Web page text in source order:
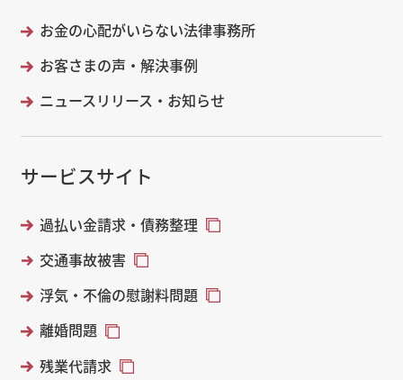
お金の心配がいらない法律事務所
お客さまの声・解決事例
ニュースリリース・お知らせ
サービスサイト
過払い金請求・債務整理
交通事故被害
浮気・不倫の慰謝料問題
離婚問題
残業代請求